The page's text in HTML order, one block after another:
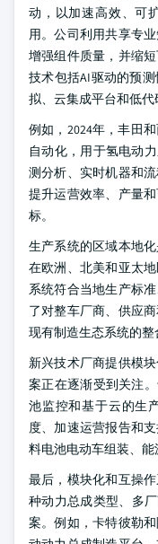
动，以加速高效、可
用。公司利用共享专
增强组件质量，并缩
技术包括AI驱动的预
拟、云集成平台和低代
例如，2024年，丰田
自动化，用于氢电动
测分析、实时机器和
提升运营效率、产量
标。
生产系统的区域本地
在欧洲、北美和亚太
系统符合当地生产标
了对整车厂商、供应
现有制造生态系统的整
新兴技术厂商提供模
案正在逐渐受到关注
池监控和基于云的生
度、加速运营报告和
料电池电动车组装、能
最后，模块化和互操
种动力总成类型、多
案。例如，卡特彼勒